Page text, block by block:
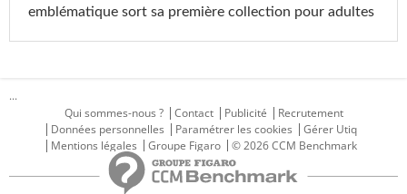
emblématique sort sa première collection pour adultes
...
Qui sommes-nous ?
Contact Publicité
Recrutement
Données personnelles
Paramétrer les cookies
Gérer Utiq
Mentions légales
Groupe Figaro © 2026 CCM Benchmark